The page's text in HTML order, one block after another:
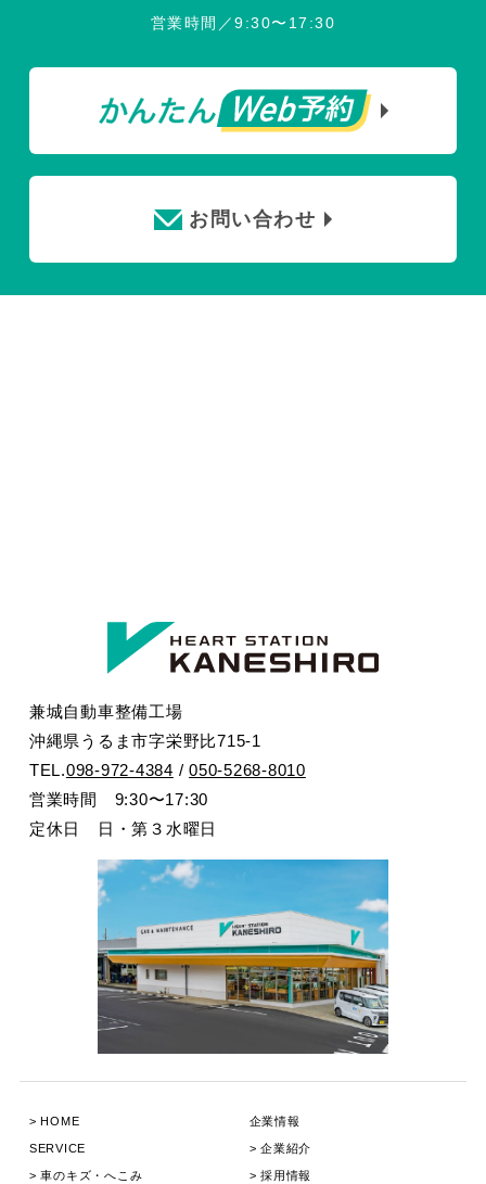
営業時間／9:30〜17:30
お問い合わせ
兼城自動車整備工場
沖縄県うるま市字栄野比715-1
TEL.098-972-4384 /050-5268-8010
営業時間 9:30〜17:30
定休日 日・第３水曜日
HOME
SERVICE
⾞のキズ・へこみ
企業情報
企業紹介
採用情報